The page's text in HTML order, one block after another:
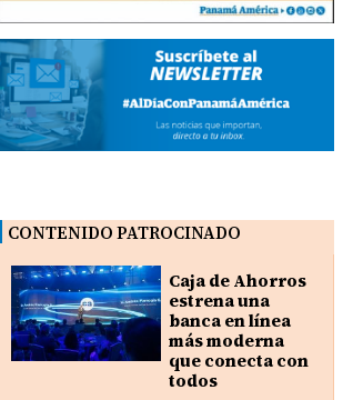
CONTENIDO PATROCINADO
Caja de Ahorros
estrena una
banca en línea
más moderna
que conecta con
todos